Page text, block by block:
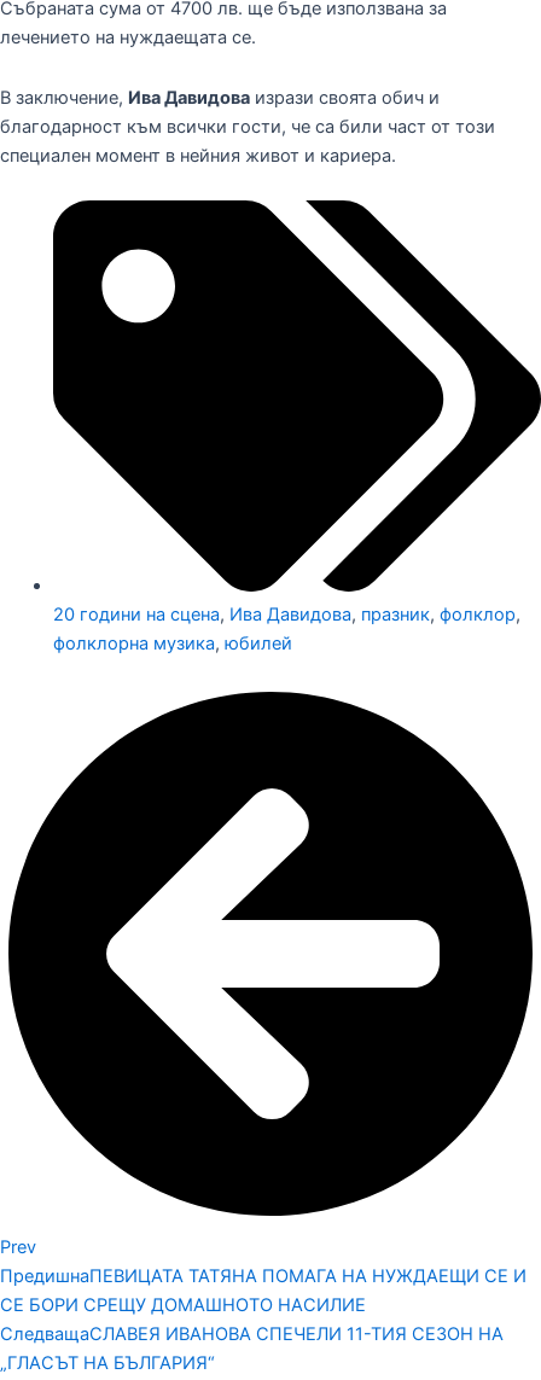
Събраната сума от 4700 лв. ще бъде използвана за
лечението на нуждаещата се.
В заключение, Ива Давидова изрази своята обич и
благодарност към всички гости, че са били част от този
специален момент в нейния живот и кариера.
20 години на сцена, Ива Давидова, празник, фолклор,
фолклорна музика, юбилей
Prev
ПредишнаПЕВИЦАТА ТАТЯНА ПОМАГА НА НУЖДАЕЩИ СЕ И
СЕ БОРИ СРЕЩУ ДОМАШНОТО НАСИЛИЕ
СледващаСЛАВЕЯ ИВАНОВА СПЕЧЕЛИ 11-ТИЯ СЕЗОН НА
„ГЛАСЪТ НА БЪЛГАРИЯ“